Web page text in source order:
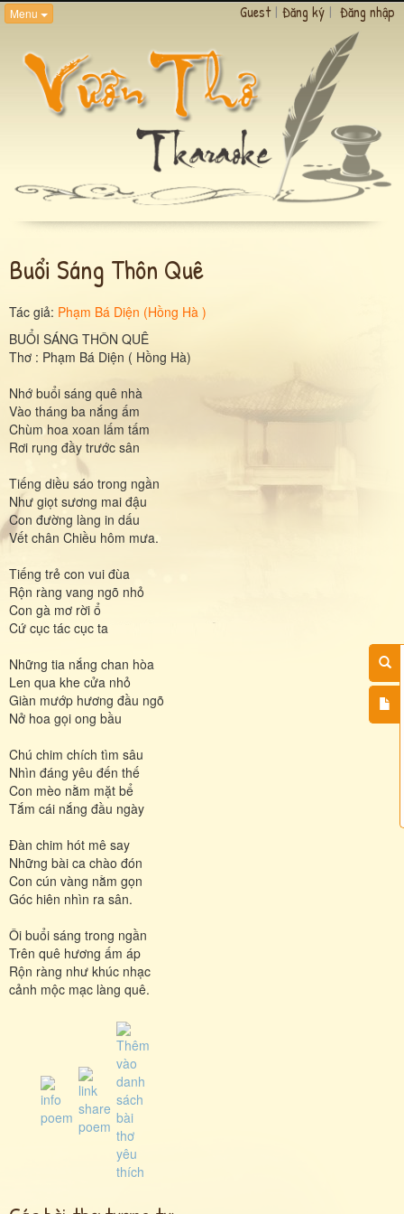
Menu Guest | Đăng ký | Đăng nhập
Buổi Sáng Thôn Quê
Tác giả: Phạm Bá Diện (Hồng Hà )
BUỔI SÁNG THÔN QUÊ
Thơ : Phạm Bá Diện ( Hồng Hà)
Nhớ buổi sáng quê nhà
Vào tháng ba nắng ấm
Chùm hoa xoan lấm tấm
Rơi rụng đầy trước sân
Tiếng diều sáo trong ngần
Như giọt sương mai đậu
Con đường làng in dấu
Vết chân Chiều hôm mưa.
Tiếng trẻ con vui đùa
Rộn ràng vang ngõ nhỏ
Con gà mơ rời ổ
Cứ cục tác cục ta
Những tia nắng chan hòa
Len qua khe cửa nhỏ
Giàn mướp hương đầu ngõ
Nở hoa gọi ong bầu
Chú chim chích tìm sâu
Nhìn đáng yêu đến thế
Con mèo nằm mặt bể
Tắm cái nắng đầu ngày
Đàn chim hót mê say
Những bài ca chào đón
Con cún vàng nằm gọn
Góc hiên nhìn ra sân.
Ôi buổi sáng trong ngần
Trên quê hương ấm áp
Rộn ràng như khúc nhạc
cảnh mộc mạc làng quê.